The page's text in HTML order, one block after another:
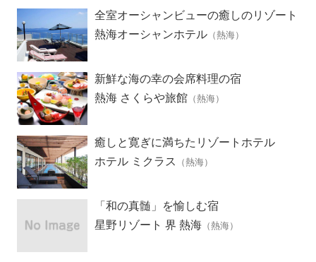
全室オーシャンビューの癒しのリゾート
ホテル
熱海オーシャンホテル （熱海）
新鮮な海の幸の会席料理の宿
熱海 さくらや旅館 （熱海）
癒しと寛ぎに満ちたリゾートホテル
ホテル ミクラス
（熱海）
「和の真髄」を愉しむ宿
星野リゾート 界 熱海 （熱海）